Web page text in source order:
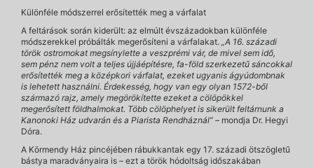
Különféle módszerrel erősítették meg a várfalat
A feltárások során kiderült: az elmúlt évszázadokban különféle
módszerekkel próbálták megerősíteni a várfalakat. „A 16. századi
török ostromokat megsínylette a veszprémi vár, de mivel sem idő,
sem pénz nem volt a teljes újjáépítésre, fa-föld szerkezetű sáncokkal
erősítették meg a középkori várfalat, ezeket ugyanis ágyúdombnak
is lehetett használni. Érdekesség, hogy van egy olyan 1572-ből
származó rajz, amely megörökítette ezeket a cölöpökkel
megerősített földhalmokat. Több cölöphelyet is sikerült feltárnunk a
Kanonoki Ház udvarán és a Piarista Rendháznál” – mondja Dr. Hegyi
Dóra.
A Körmendy Ház pincéjében rábukkantak egy 17. századi ötszögletű
bástya maradványaira is – ezt a török hódoltság időszakában